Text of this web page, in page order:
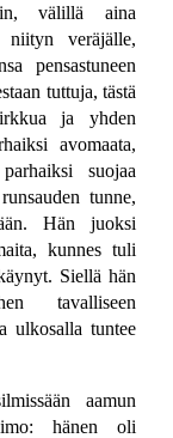
välillä aina
niityn veräjälle,
pensastuneen
tuttuja, tästä
ja yhden
avomaata,
suojaa
tunne,
Hän juoksi
kunnes tuli
Siellä hän
tavalliseen
ulkosalla tuntee
aamun
hänen oli